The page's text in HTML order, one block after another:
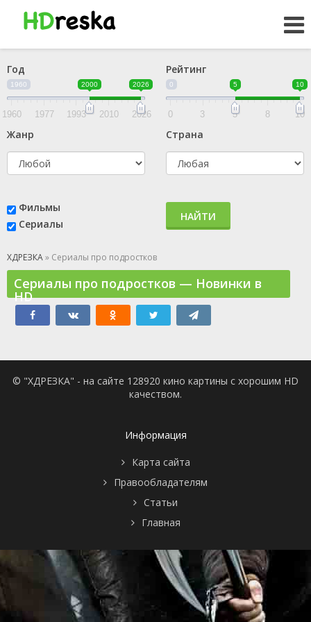
Год
1960 2000 2026
1960 1977 1993 2010 2026
Рейтинг
0 5 10
0 3 5 8 10
Жанр Страна
Фильмы
Сериалы
НАЙТИ
ХДРЕЗКА» Сериалы про подростков
Сериалы про подростков — Новинки в
HD
© "ХДРЕЗКА" - на сайте 128920 кино картины с хорошим HD
качеством.
Информация
Карта сайта
Правообладателям
Статьи
Главная